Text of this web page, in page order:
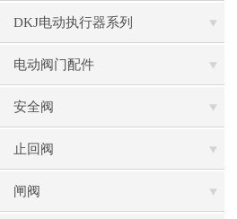
DKJ电动执行器系列
电动阀门配件
安全阀
止回阀
闸阀